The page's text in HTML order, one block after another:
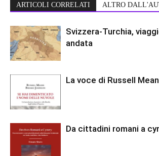
ARTICOLI CORRELATI ALTRO
Svizzera-Turchia,
andata
La voce di Russell
Da cittadini romani a